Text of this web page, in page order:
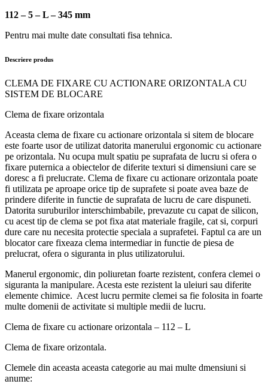
112 – 5 – L – 345 mm
Pentru mai multe date consultati fisa tehnica.
Descriere produs
CLEMA DE FIXARE CU ACTIONARE ORIZONTALA CU
SISTEM DE BLOCARE
Clema de fixare orizontala
Aceasta clema de fixare cu actionare orizontala si sitem de blocare
este foarte usor de utilizat datorita manerului ergonomic cu actionare
pe orizontala. Nu ocupa mult spatiu pe suprafata de lucru si ofera o
fixare puternica a obiectelor de diferite texturi si dimensiuni care se
doresc a fi prelucrate. Clema de fixare cu actionare orizontala poate
fi utilizata pe aproape orice tip de suprafete si poate avea baze de
prindere diferite in functie de suprafata de lucru de care dispuneti.
Datorita suruburilor interschimbabile, prevazute cu capat de silicon,
cu acest tip de clema se pot fixa atat materiale fragile, cat si, corpuri
dure care nu necesita protectie speciala a suprafetei. Faptul ca are un
blocator care fixeaza clema intermediar in functie de piesa de
prelucrat, ofera o siguranta in plus utilizatorului.
Manerul ergonomic, din poliuretan foarte rezistent, confera clemei o
siguranta la manipulare. Acesta este rezistent la uleiuri sau diferite
elemente chimice. Acest lucru permite clemei sa fie folosita in foarte
multe domenii de activitate si multiple medii de lucru.
Clema de fixare cu actionare orizontala – 112 – L
Clema de fixare orizontala.
Clemele din aceasta aceasta categorie au mai multe dmensiuni si
anume: